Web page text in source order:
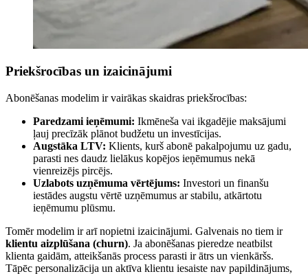
Priekšrocības un izaicinājumi
Abonēšanas modelim ir vairākas skaidras priekšrocības:
Paredzami ieņēmumi: Ikmēneša vai ikgadējie maksājumi
ļauj precīzāk plānot budžetu un investīcijas.
Augstāka LTV: Klients, kurš abonē pakalpojumu uz gadu,
parasti nes daudz lielākus kopējos ieņēmumus nekā
vienreizējs pircējs.
Uzlabots uzņēmuma vērtējums: Investori un finanšu
iestādes augstu vērtē uzņēmumus ar stabilu, atkārtotu
ieņēmumu plūsmu.
Tomēr modelim ir arī nopietni izaicinājumi. Galvenais no tiem ir
klientu aizplūšana (churn). Ja abonēšanas pieredze neatbilst
klienta gaidām, atteikšanās process parasti ir ātrs un vienkāršs.
Tāpēc personalizācija un aktīva klientu iesaiste nav papildinājums,